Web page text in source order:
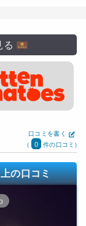
口コミを書く
(
0 件の口コミ)
の口コミ